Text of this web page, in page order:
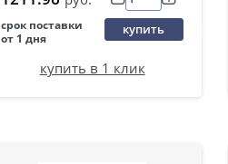
срок поставки
от 1 дня
купить
купить в 1 клик